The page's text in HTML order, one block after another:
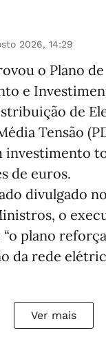
2026, 14:29
o Plano de
e
de
Tensão
investimento
de euros.
divulgado
o
plano
da rede
Ver mais